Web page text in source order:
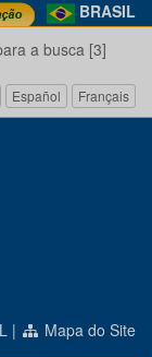
BRASIL
a busca [3]
Español Français
| Mapa do Site